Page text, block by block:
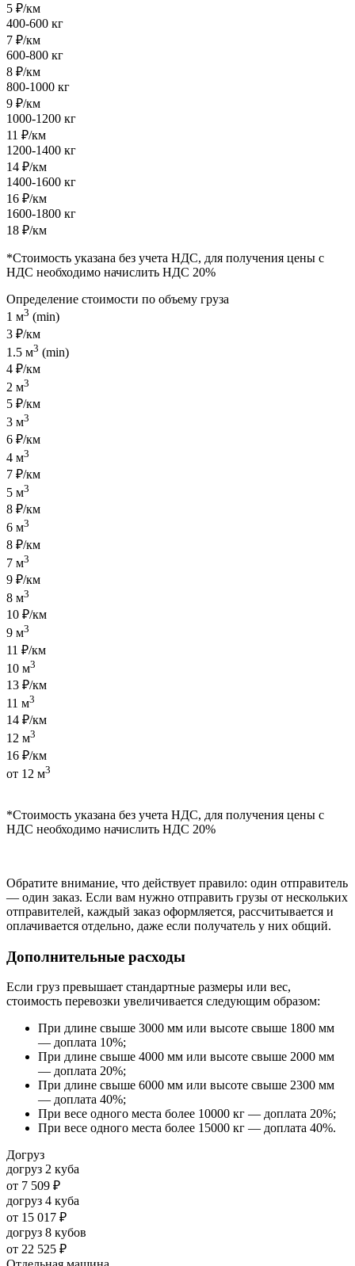
5 ₽/км
400-600 кг
7 ₽/км
600-800 кг
8 ₽/км
800-1000 кг
9 ₽/км
1000-1200 кг
11 ₽/км
1200-1400 кг
14 ₽/км
1400-1600 кг
16 ₽/км
1600-1800 кг
18 ₽/км
*Стоимость указана без учета НДС, для получения цены с
НДС необходимо начислить НДС 20%
Определение стоимости по объему груза
1 м3 (min)
3 ₽/км
1.5 м3 (min)
4 ₽/км
2 м3
5 ₽/км
3 м3
6 ₽/км
4 м3
7 ₽/км
5 м3
8 ₽/км
6 м3
8 ₽/км
7 м3
9 ₽/км
8 м3
10 ₽/км
9 м3
11 ₽/км
10 м3
13 ₽/км
11 м3
14 ₽/км
12 м3
16 ₽/км
от 12 м3
*Стоимость указана без учета НДС, для получения цены с
НДС необходимо начислить НДС 20%
Обратите внимание, что действует правило: один отправитель
— один заказ. Если вам нужно отправить грузы от нескольких
отправителей, каждый заказ оформляется, рассчитывается и
оплачивается отдельно, даже если получатель у них общий.
Дополнительные расходы
Если груз превышает стандартные размеры или вес,
стоимость перевозки увеличивается следующим образом:
При длине свыше 3000 мм или высоте свыше 1800 мм
— доплата 10%;
При длине свыше 4000 мм или высоте свыше 2000 мм
— доплата 20%;
При длине свыше 6000 мм или высоте свыше 2300 мм
— доплата 40%;
При весе одного места более 10000 кг — доплата 20%;
При весе одного места более 15000 кг — доплата 40%.
Догруз
догруз 2 куба
от 7 509 ₽
догруз 4 куба
от 15 017 ₽
догруз 8 кубов
от 22 525 ₽